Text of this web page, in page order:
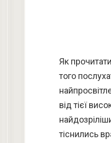
Як
того
від тієї
тіснились